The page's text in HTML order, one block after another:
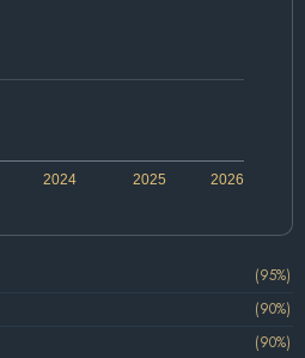
2024 2026
2025
(95%)
(90%)
(90%)